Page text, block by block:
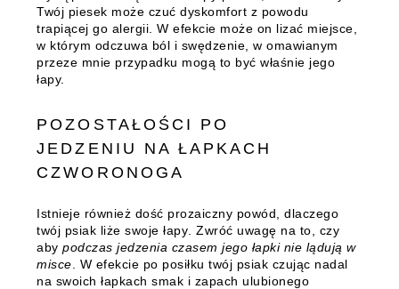
Twój piesek może czuć dyskomfort z powodu
trapiącej go alergii. W efekcie może on lizać miejsce,
w którym odczuwa ból i swędzenie, w omawianym
przeze mnie przypadku mogą to być właśnie jego
łapy.
POZOSTAŁOŚCI PO
JEDZENIU NA ŁAPKACH
CZWORONOGA
Istnieje również dość prozaiczny powód,dlaczego
twój psiak liże swoje łapy . Zwróć uwagę na to, czy
abypodczas jedzenia czasem jego łapki nie lądują w
misce . W efekcie po posiłku twój psiak czując nadal
na swoich łapkach smak i zapach ulubionego